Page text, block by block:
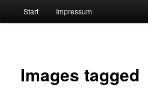
Start Impressum
Images tagged